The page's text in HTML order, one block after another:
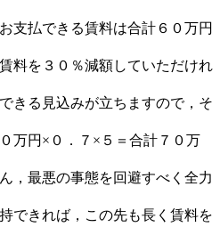
支払できる賃料は合計６０万円
料を３０％減額していただけれ
きる見込みが立ちますので，そ
万円×０．７×５＝合計７０万
，最悪の事態を回避すべく全力
できれば，この先も長く賃料を